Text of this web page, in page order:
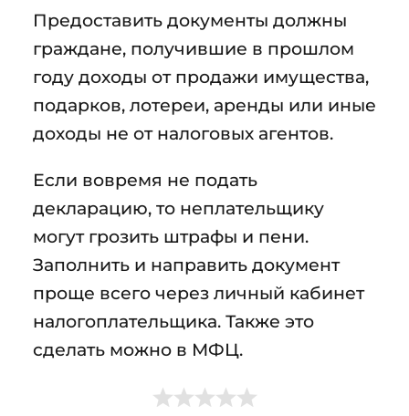
Предоставить документы должны
граждане, получившие в прошлом
году доходы от продажи имущества,
подарков, лотереи, аренды или иные
доходы не от налоговых агентов.
Если вовремя не подать
декларацию, то неплательщику
могут грозить штрафы и пени.
Заполнить и направить документ
проще всего через личный кабинет
налогоплательщика. Также это
сделать можно в МФЦ.